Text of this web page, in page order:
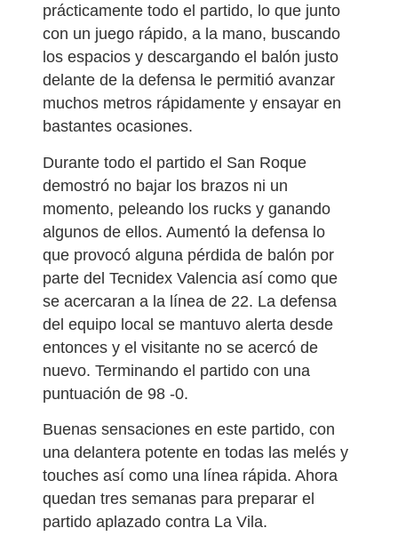
prácticamente todo el partido, lo que junto
con un juego rápido, a la mano, buscando
los espacios y descargando el balón justo
delante de la defensa le permitió avanzar
muchos metros rápidamente y ensayar en
bastantes ocasiones.
Durante todo el partido el San Roque
demostró no bajar los brazos ni un
momento, peleando los rucks y ganando
algunos de ellos. Aumentó la defensa lo
que provocó alguna pérdida de balón por
parte del Tecnidex Valencia así como que
se acercaran a la línea de 22. La defensa
del equipo local se mantuvo alerta desde
entonces y el visitante no se acercó de
nuevo. Terminando el partido con una
puntuación de 98 -0.
Buenas sensaciones en este partido, con
una delantera potente en todas las melés y
touches así como una línea rápida. Ahora
quedan tres semanas para preparar el
partido aplazado contra La Vila.